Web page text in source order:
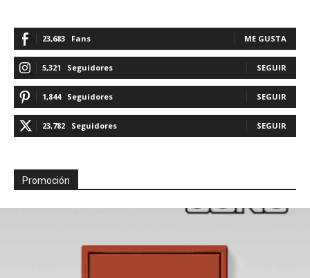
23,683 Fans ME GUSTA
5,321 Seguidores SEGUIR
1,844 Seguidores SEGUIR
23,782 Seguidores SEGUIR
Promoción